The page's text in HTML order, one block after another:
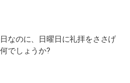
なのに、日曜日に礼拝をささげ
でしょうか?